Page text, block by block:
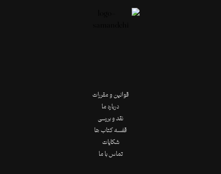
قوانین و مقررات
درباره ما
نقد و بررسی
قفسه کتاب ها
شکایات
تماس با ما